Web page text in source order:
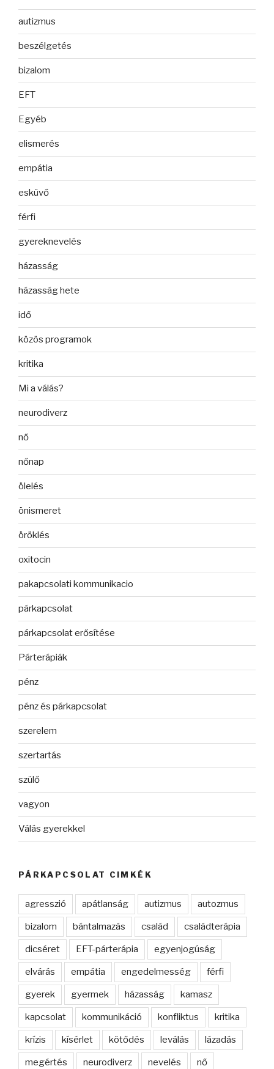
autizmus
beszélgetés
bizalom
EFT
Egyéb
elismerés
empátia
esküvő
férfi
gyereknevelés
házasság
házasság hete
idő
közös programok
kritika
Mi a válás?
neurodiverz
nő
nőnap
ölelés
önismeret
öröklés
oxitocin
pakapcsolati kommunikacio
párkapcsolat
párkapcsolat erősítése
Párterápiák
pénz
pénz és párkapcsolat
szerelem
szertartás
szülő
vagyon
Válás gyerekkel
PÁRKAPCSOLAT CIMKÉK
agresszió apátlanság autizmus autozmus
bizalom bántalmazás család családterápia
dicséret EFT-párterápia egyenjogúság
elvárás empátia engedelmesség férfi
gyerek gyermek házasság kamasz
kapcsolat kommunikáció konfliktus kritika
krízis kísérlet kötődés leválás lázadás
megértés neurodiverz nevelés nő